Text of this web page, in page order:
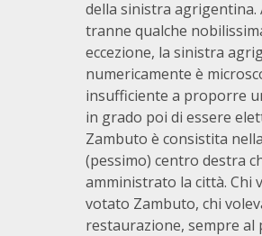
della sinistra agrigentina.
tranne qualche
eccezione, la sinistra
numericamente è
insufficiente a proporre
in grado poi di essere
Zambuto è consistita
(pessimo) centro destra
amministrato la città. Chi
votato Zambuto, chi
restaurazione, sempre